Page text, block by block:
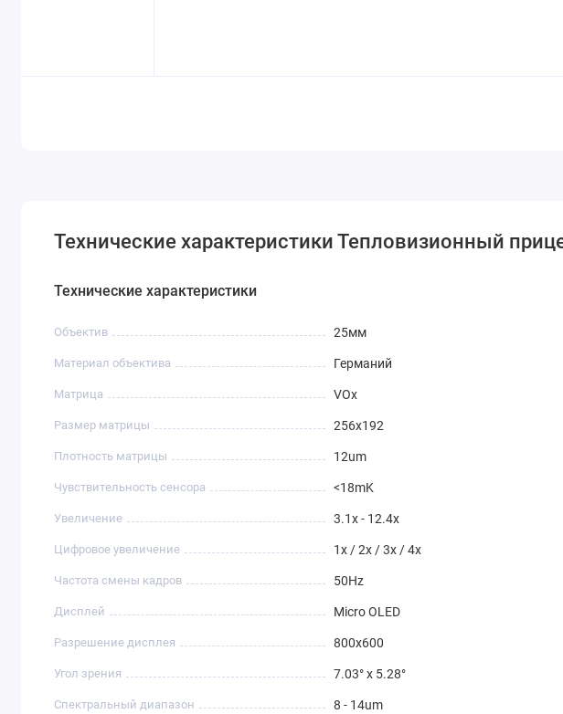
Технические характеристики Тепловизионный
Технические характеристики
Объектив 25мм
Материал объектива Германий
Матрица VOx
Размер матрицы 256x192
Плотность матрицы 12um
Чувствительность сенсора <18mK
Увеличение 3.1x - 12.4x
Цифровое увеличение 1x / 2x / 3x / 4x
Частота смены кадров 50Hz
Дисплей Micro OLED
Разрешение дисплея 800x600
Угол зрения 7.03° x 5.28°
Спектральный диапазон 8 - 14um